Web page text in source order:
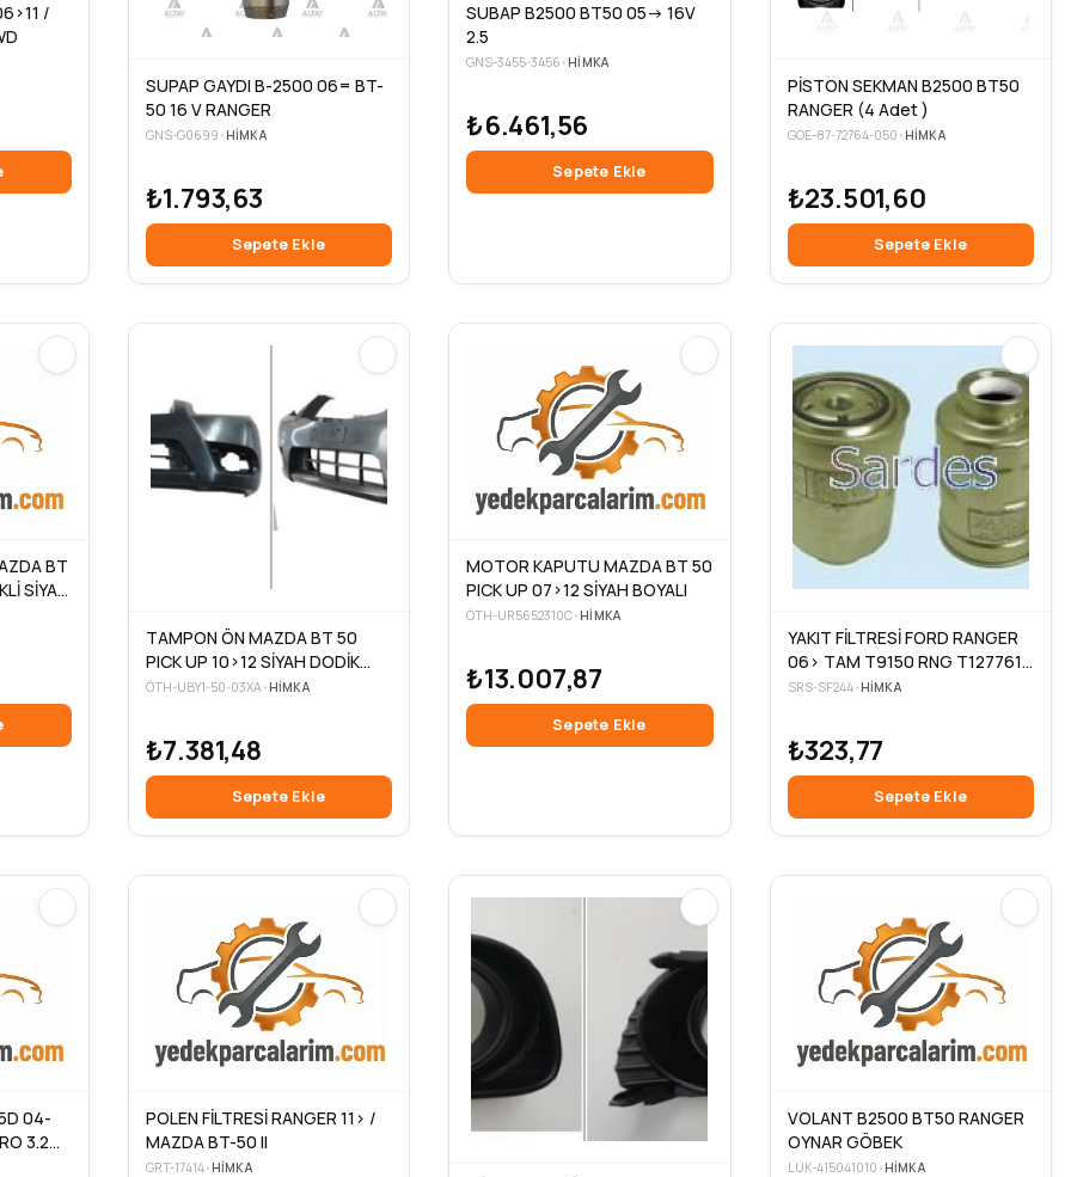
/
SUPAP GAYDI B-2500 06= BT-
50 16 V RANGER
GNS-G0699 •HIMKA
₺1.793,63
Sepete Ekle
SUBAP B2500 BT50 05-> 16V
2.5
GNS-3455-3456 •HIMKA
₺6.461,56
Sepete Ekle
PİSTON SEKMAN B2500 BT50
RANGER (4 Adet )
GOE-87-72764-050 •HIMKA
₺23.501,60
Sepete Ekle
BT
SİYAH
TAMPON ÖN MAZDA BT 50
PICK UP 10>12 SİYAH DODİK
DELİKSİZ VE SİS DELİKLİ 4×2
ÖTH-UBY1-50-03XA•HIMKA
₺7.381,48
Sepete Ekle
MOTOR KAPUTU MAZDA BT 50
PICK UP 07>12 SİYAH BOYALI
ÖTH-UR5652310C•HIMKA
₺13.007,87
Sepete Ekle
YAKIT FİLTRESİ FORD RANGER
06> TAM T9150 RNG T127761
MAZDA *
SRS-SF244•HIMKA
₺323,77
Sepete Ekle
04-
3.2D
POLEN FİLTRESİ RANGER 11> /
MAZDA BT-50 II
GRT-17414•HIMKA
VOLANT B2500 BT50 RANGER
OYNAR GÖBEK
LUK-415041010 •HIMKA